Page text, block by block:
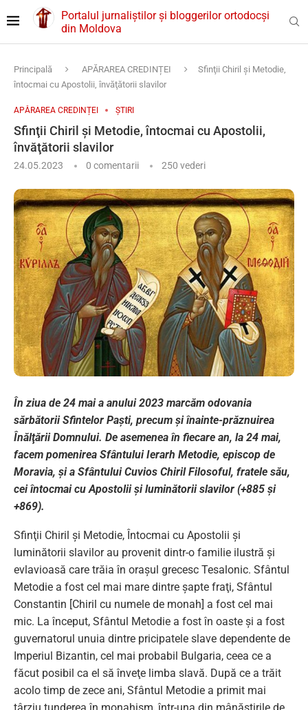
Portalul jurnaliștilor și bloggerilor ortodocși
din Moldova
Principală APĂRAREA CREDINȚEI
Sfinţii Chiril şi Metodie,
întocmai cu Apostolii, învăţătorii slavilor
APĂRAREA CREDINȚEI ȘTIRI
Sfinţii Chiril şi Metodie, întocmai cu Apostolii,
învăţătorii slavilor
24.05.2023 0 comentarii 250 vederi
În ziua de 24 mai a anului 2023 marcăm odovania
sărbătorii Sfintelor Paști, precum și înainte-prăznuirea
Înălţării Domnului. De asemenea în fiecare an, la 24 mai,
facem pomenirea Sfântului Ierarh Metodie, episcop de
Moravia, şi a Sfântului Cuvios Chiril Filosoful, fratele său,
cei întocmai cu Apostolii şi luminătorii slavilor (+885 şi
+869).
Sfinţii Chiril şi Metodie, Întocmai cu Apostolii şi
luminătorii slavilor au provenit dintr-o familie ilustră şi
evlavioasă care trăia în oraşul grecesc Tesalonic. Sfântul
Metodie a fost cel mai mare dintre şapte fraţi, Sfântul
Constantin [Chiril cu numele de monah] a fost cel mai
mic. La început, Sfântul Metodie a fost în oaste şi a fost
guvernatorul unuia dintre pricipatele slave dependente de
Imperiul Bizantin, cel mai probabil Bulgaria, ceea ce a
făcut posibil ca el să înveţe limba slavă. După ce a trăit
acolo timp de zece ani, Sfântul Metodie a primit mai